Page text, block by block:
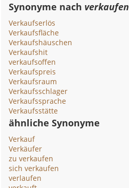
Synonyme nach verkaufen
Verkaufserlös
Verkaufsfläche
Verkaufshäuschen
Verkaufshit
verkaufsoffen
Verkaufspreis
Verkaufsraum
Verkaufsschlager
Verkaufssprache
Verkaufsstätte
ähnliche Synonyme
Verkauf
Verkäufer
zu verkaufen
sich verkaufen
verlaufen